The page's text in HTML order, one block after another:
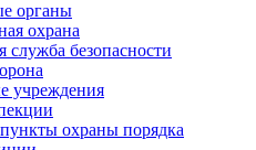
органы
охрана
служба безопасности
учреждения
охраны порядка